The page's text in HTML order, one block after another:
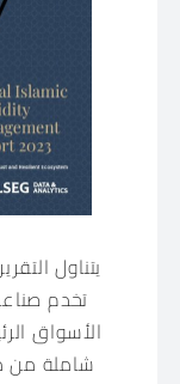
يتناول
تخدم
الأسواق
شاملة من